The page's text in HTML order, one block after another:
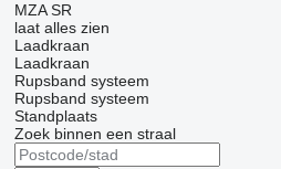
MZA SR
laat alles zien
Laadkraan
Laadkraan
Rupsband systeem
Rupsband systeem
Standplaats
Zoek binnen een straal